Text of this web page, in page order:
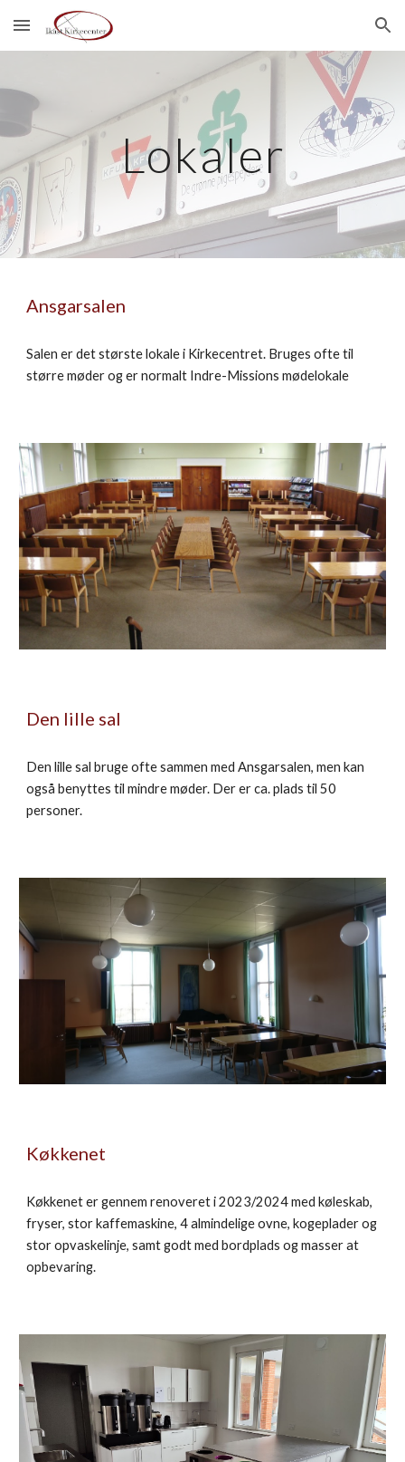
Skip to main content Skip to navigation
Lokaler
Ansgarsalen
Salen er det største lokale i Kirkecentret. Bruges ofte til
større møder og er normalt Indre-Missions mødelokale
Den lille sal
Den lille sal bruge ofte sammen med Ansgarsalen, men kan
også benyttes til mindre møder. Der er ca. plads til 50
personer.
Køkkenet
Køkkenet er gennem renoveret i 2023/2024 med køleskab,
fryser, stor kaffemaskine, 4 almindelige ovne, kogeplader og
stor opvaskelinje, samt godt med bordplads og masser at
opbevaring.